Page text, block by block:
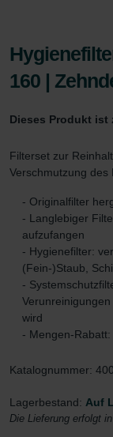
160 |
Dieses Produkt ist
Filterset zur
Verschmutzung
- Originalfilter
- Langlebiger
aufzufangen
- Hygienefilter:
(Fein-)Staub,
-
wird
- Mengen-
Katalognummer:
Lagerbestand: Auf
Die Lieferung erfolgt